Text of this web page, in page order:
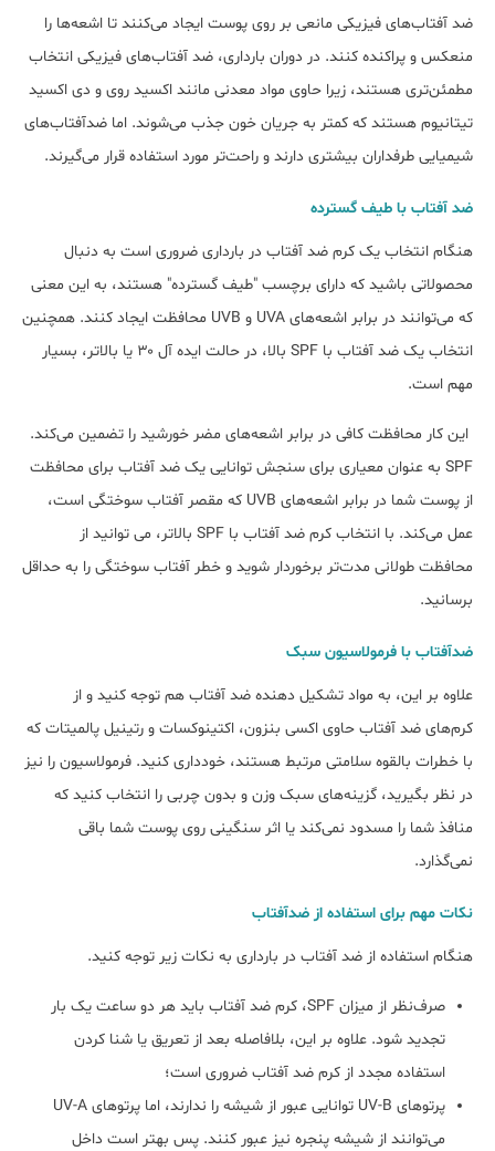
ضد آفتاب‎های فیزیکی مانعی بر روی پوست ایجاد می‌کنند تا اشعه‌ها را
منعکس و پراکنده کنند. در دوران بارداری، ضد آفتاب‎های فیزیکی انتخاب
مطمئن‎تری هستند، زیرا حاوی مواد معدنی مانند اکسید روی و دی اکسید
تیتانیوم هستند که کمتر به جریان خون جذب می‎شوند. اما ضدآفتاب‎های
شیمیایی طرف‎داران بیش‎تری دارند و راحت‎تر مورد استفاده قرار می‎گیرند.
ضد آفتاب با طیف گسترده
هنگام انتخاب یک کرم ضد آفتاب در بارداری ضروری است به دنبال
محصولاتی باشید که دارای برچسب "طیف گسترده" هستند، به این معنی
که می‌‎توانند در برابر اشعه‎‌های UVA و UVB محافظت ایجاد کنند. همچنین
انتخاب یک ضد آفتاب با SPF بالا، در حالت ایده آل ۳۰ یا بالاتر، بسیار
مهم است.
این کار محافظت کافی در برابر اشعه‌‎های مضر خورشید را تضمین می‎‌کند.
SPF به عنوان معیاری برای سنجش توانایی یک ضد آفتاب برای محافظت
از پوست شما در برابر اشعه‌های UVB که مقصر آفتاب سوختگی است،
عمل می‌کند. با انتخاب کرم ضد آفتاب با SPF بالاتر، می توانید از
محافظت طولانی مدت‎‌تر برخوردار شوید و خطر آفتاب سوختگی را به حداقل
برسانید.
ضدآفتاب با فرمولاسیون سبک
علاوه بر این، به مواد تشکیل دهنده ضد آفتاب هم توجه کنید و از
کرم‌‎های ضد آفتاب حاوی اکسی بنزون، اکتینوکسات و رتینیل پالمیتات که
با خطرات بالقوه سلامتی مرتبط هستند، خودداری کنید. فرمولاسیون را نیز
در نظر بگیرید، گزینه‌‎های سبک وزن و بدون چربی را انتخاب کنید که
منافذ شما را مسدود نمی‎‌کند یا اثر سنگینی روی پوست شما باقی
نمی‎‌گذارد.
نکات مهم برای استفاده از ضدآفتاب
هنگام استفاده از ضد آفتاب در بارداری به نکات زیر توجه کنید.
صرف‌نظر از میزان SPF، کرم ضد آفتاب باید هر دو ساعت یک بار
تجدید شود. علاوه بر این، بلافاصله بعد از تعریق یا شنا کردن
استفاده مجدد از کرم ضد آفتاب ضروری است؛
پرتوهای UV-B توانایی عبور از شیشه را ندارند، اما پرتوهای UV-A
می‌توانند از شیشه پنجره نیز عبور کنند. پس بهتر است داخل